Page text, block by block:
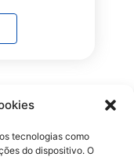
tecnologias como
do dispositivo. O